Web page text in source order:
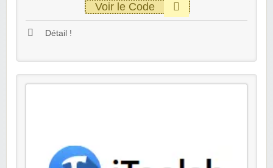
Voir le Code
Détail !